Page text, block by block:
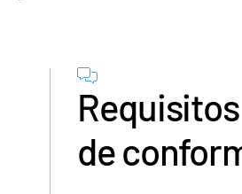
Requisitos
de